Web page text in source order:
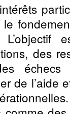
des
de l’aide